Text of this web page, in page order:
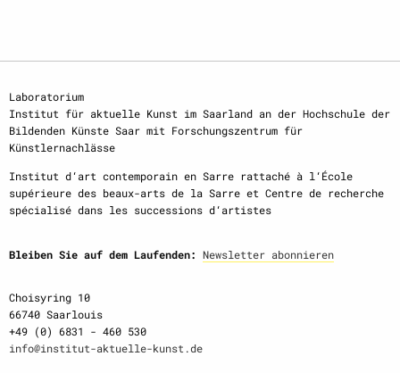
Laboratorium
Institut für aktuelle Kunst im Saarland an der Hochschule der
Bildenden Künste Saar mit Forschungszentrum für
Künstlernachlässe
Institut d‘art contemporain en Sarre rattaché à l‘École
supérieure des beaux-arts de la Sarre et Centre de recherche
spécialisé dans les successions d‘artistes
Bleiben Sie auf dem Laufenden: Newsletter abonnieren
Choisyring 10
66740 Saarlouis
+49 (0) 6831 - 460 530
info@institut-aktuelle-kunst.de